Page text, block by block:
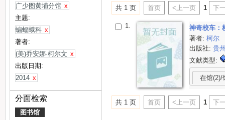
广少图黄埔分馆 x
主题:
蝙蝠蛾科 x
著者:
(美)乔安娜·柯尔文 x
出版日期:
2014 x
分面检索
图书馆
共 1 页 首页 <上一页 1 下
1.
神奇校车：
著者:柯尔
出版社:贵
文献类型:
在馆(2)/
共 1 页 首页 <上一页 1 下